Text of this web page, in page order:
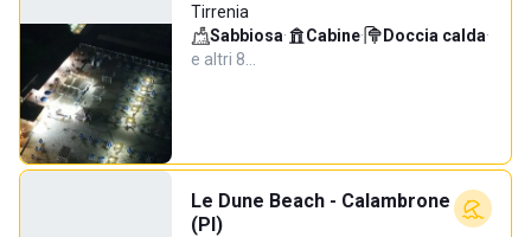
Tirrenia
Sabbiosa· Cabine· Doccia calda·
e altri 8…
Le Dune Beach - Calambrone
(PI)